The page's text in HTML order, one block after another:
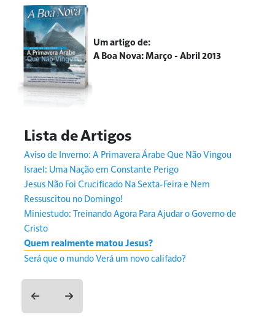
Um artigo de:
A Boa Nova: Março - Abril 2013
Aviso de Inverno: A Primavera Árabe Que Não Vingou
Israel: Uma Nação em Constante Perigo
Jesus Não Foi Crucificado Na Sexta-Feira e Nem
Ressuscitou no Domingo!
Miniestudo: Treinando Agora Para Ajudar o Governo de
Cristo
Quem realmente matou Jesus?
Será que o mundo Verá um novo califado?